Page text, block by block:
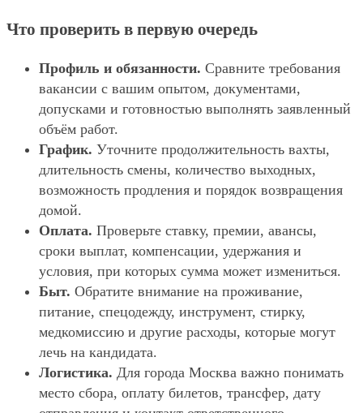
Что проверить в первую очередь
Профиль и обязанности. Сравните требования
вакансии с вашим опытом, документами,
допусками и готовностью выполнять заявленный
объём работ.
График. Уточните продолжительность вахты,
длительность смены, количество выходных,
возможность продления и порядок возвращения
домой.
Оплата. Проверьте ставку, премии, авансы,
сроки выплат, компенсации, удержания и
условия, при которых сумма может измениться.
Быт. Обратите внимание на проживание,
питание, спецодежду, инструмент, стирку,
медкомиссию и другие расходы, которые могут
лечь на кандидата.
Логистика. Для города Москва важно понимать
место сбора, оплату билетов, трансфер, дату